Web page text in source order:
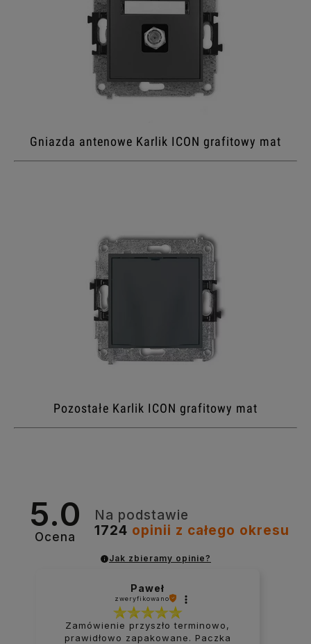
Gniazda antenowe Karlik ICON grafitowy mat
Pozostałe Karlik ICON grafitowy mat
5.0
Ocena
Na podstawie
1724 opinii z całego okresu
Jak zbieramy opinie?
Paweł
zweryfikowano
Zamówienie przyszło terminowo,
prawidłowo zapakowane. Paczka